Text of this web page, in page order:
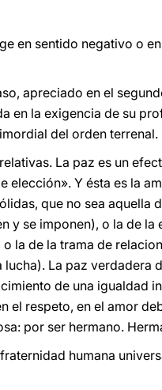
en sentido negativo o
apreciado en el
en la exigencia de su
del orden terrenal.
La paz es un
elección». Y ésta es la
que no sea
y se imponen), o la de
la de la trama de
La paz verdadera
de una igualdad
el respeto, en el amor
por ser hermano.
humana